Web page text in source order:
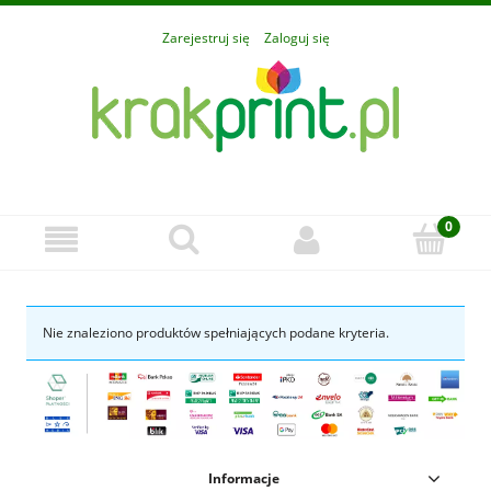
Zarejestruj się Zaloguj się
Nie znaleziono produktów spełniających podane kryteria.
Informacje